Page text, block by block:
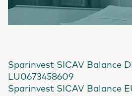
Sparinvest SICAV Balance
LU0673458609
Sparinvest SICAV Balance